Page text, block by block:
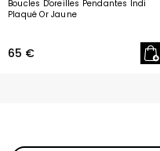
Boucles D'oreilles Pendantes Indi
Plaqué Or Jaune
65 €